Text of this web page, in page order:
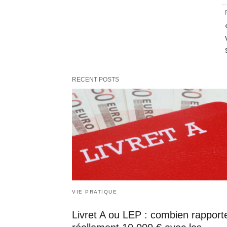
RECENT POSTS
VIE PRATIQUE
Livret A ou LEP : combien